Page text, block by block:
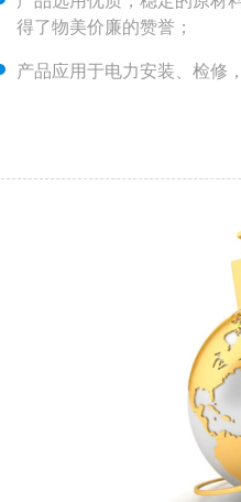
得了物美价廉的赞誉；
产品应用于电力安装、检修